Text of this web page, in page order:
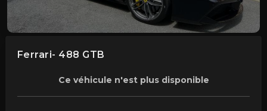
Ferrari- 488 GTB
Ce véhicule n'est plus disponible